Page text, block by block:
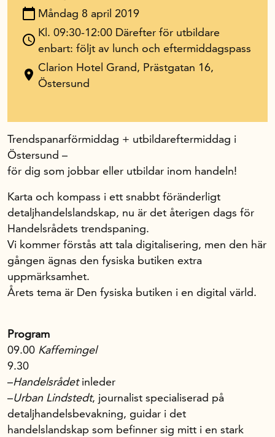
In English
Måndag 8 april 2019
Kl. 09:30-12:00 Därefter för utbildare
enbart: följt av lunch och eftermiddagspass
Clarion Hotel Grand, Prästgatan 16,
Östersund
Trendspanarförmiddag + utbildareftermiddag i
Östersund –
för dig som jobbar eller utbildar inom handeln!
Karta och kompass i ett snabbt föränderligt
detaljhandelslandskap, nu är det återigen dags för
Handelsrådets trendspaning.
Vi kommer förstås att tala digitalisering, men den här
gången ägnas den fysiska butiken extra
uppmärksamhet.
Årets tema är Den fysiska butiken i en digital värld.
Program
09.00 Kaffemingel
9.30
–Handelsrådetinleder
–Urban Lindstedt, journalist specialiserad på
detaljhandelsbevakning, guidar i det
handelslandskap som befinner sig mitt i en stark